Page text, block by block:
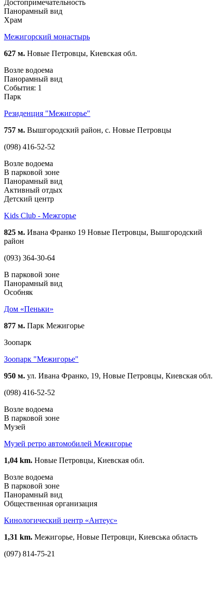
Достопримечательность
Панорамный вид
Храм
Межигорский монастырь
627 м. Новые Петровцы, Киевская обл.
Возле водоема
Панорамный вид
События: 1
Парк
Резиденция "Межигорье"
757 м. Вышгородский район, с. Новые Петровцы
(098) 416-52-52
Возле водоема
В парковой зоне
Панорамный вид
Активный отдых
Детский центр
Kids Club - Межгорье
825 м. Ивана Франко 19 Новые Петровцы, Вышгородский
район
(093) 364-30-64
В парковой зоне
Панорамный вид
Особняк
Дом «Пеньки»
877 м. Парк Межигорье
Зоопарк
Зоопарк "Межигорье"
950 м. ул. Ивана Франко, 19, Новые Петровцы, Киевская обл.
(098) 416-52-52
Возле водоема
В парковой зоне
Музей
Музей ретро автомобилей Межигорье
1,04 km. Новые Петровцы, Киевская обл.
Возле водоема
В парковой зоне
Панорамный вид
Общественная организация
Кинологический центр «Антеус»
1,31 km. Межигорье, Новые Петровци, Киевська область
(097) 814-75-21